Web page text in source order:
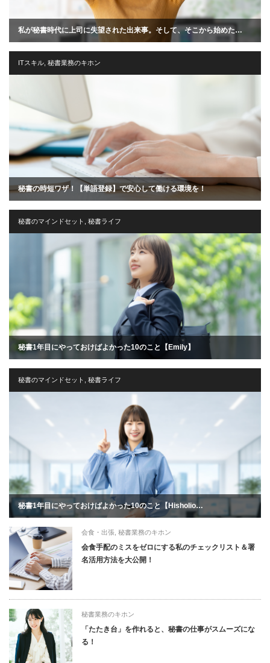
私が秘書時代に上司に失望された出来事。そして、そこから始めた…
ITスキル 秘書業務のキホン
秘書の時短ワザ！【単語登録】で安心して働ける環境を！
秘書のマインドセット 秘書ライフ
秘書1年目にやっておけばよかった10のこと【Emily】
秘書のマインドセット 秘書ライフ
秘書1年目にやっておけばよかった10のこと【Hisholio…
会食・出張, 秘書業務のキホン
会食手配のミスをゼロにする私のチェックリスト＆署
名活用方法を大公開！
秘書業務のキホン
「たたき台」を作れると、秘書の仕事がスムーズにな
る！